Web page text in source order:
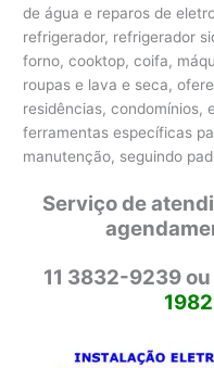
de água e reparos de
refrigerador, refrigerador
forno, cooktop, coifa,
roupas e lava e seca,
residências, condomínios,
ferramentas específicas
manutenção, seguindo
Serviço de
11 3832-9239